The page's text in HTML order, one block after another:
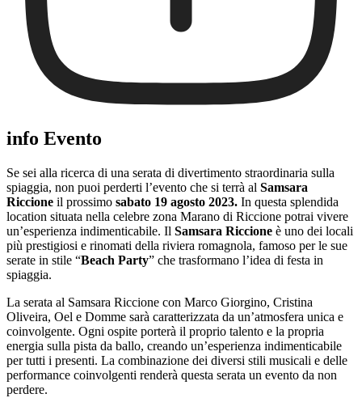
info Evento
Se sei alla ricerca di una serata di divertimento straordinaria sulla
spiaggia, non puoi perderti l’evento che si terrà al Samsara
Riccione il prossimo sabato 19 agosto 2023. In questa splendida
location situata nella celebre zona Marano di Riccione potrai vivere
un’esperienza indimenticabile. Il Samsara Riccione è uno dei locali
più prestigiosi e rinomati della riviera romagnola, famoso per le sue
serate in stile “Beach Party” che trasformano l’idea di festa in
spiaggia.
La serata al Samsara Riccione con Marco Giorgino, Cristina
Oliveira, Oel e Domme sarà caratterizzata da un’atmosfera unica e
coinvolgente. Ogni ospite porterà il proprio talento e la propria
energia sulla pista da ballo, creando un’esperienza indimenticabile
per tutti i presenti. La combinazione dei diversi stili musicali e delle
performance coinvolgenti renderà questa serata un evento da non
perdere.